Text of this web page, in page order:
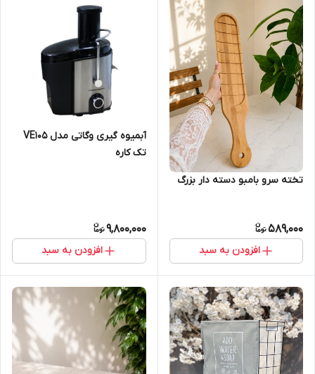
تخته سرو بامبو دسته دار بزرگ
589,000
افزودن به سبد
آبمیوه گیری وگاتی مدل VE105
تک کاره
9,800,000
افزودن به سبد